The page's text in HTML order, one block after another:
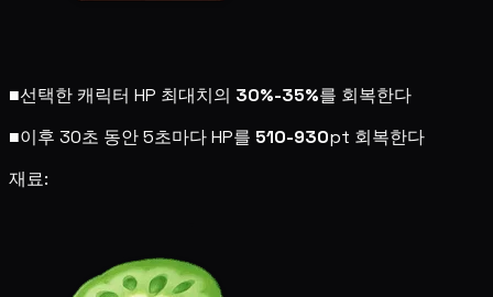
■선택한 캐릭터 HP 최대치의 30%-35%를 회복한다
■이후 30초 동안 5초마다 HP를 510-930pt 회복한다
재료: